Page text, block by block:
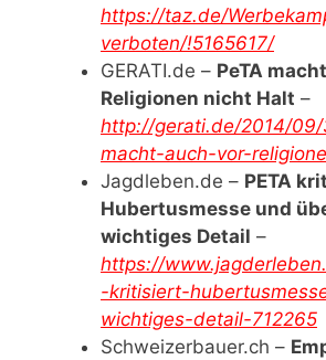
https://taz.de/
verboten/!5165617/
GERATI.de – PeTA
Religionen nicht Halt –
http://gerati.de/2014/
macht-auch-vor-
Jagdleben.de – PETA
Hubertusmesse und
wichtiges Detail –
https://
-kritisiert-
wichtiges-detail-712265
Schweizerbauer.ch –